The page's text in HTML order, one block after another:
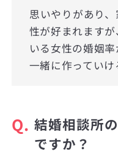
思いやりがあり
性が好まれます
いる女性の婚姻
一緒に作っていけ
Q. 結婚相談所
ですか？